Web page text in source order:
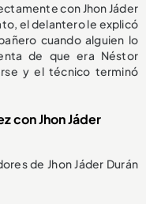
con Jhon Jáder
el delantero le explicó
cuando alguien lo
de que era Néstor
y el técnico terminó
con Jhon Jáder
de Jhon Jáder Durán